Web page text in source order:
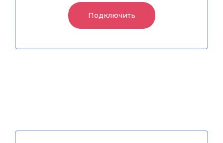
Подключить